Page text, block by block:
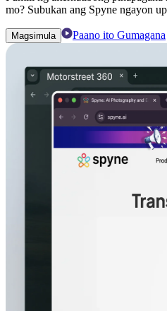
mo? Subukan ang Spyne ngayon
Magsimula Paano ito Gumagana